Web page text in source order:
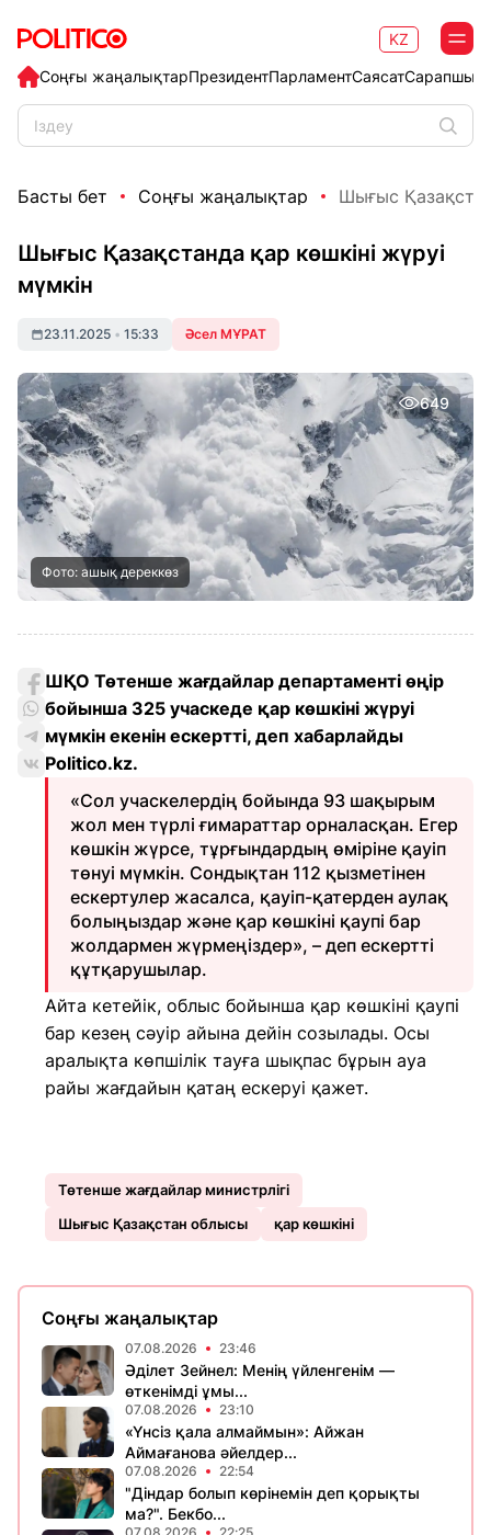
Соңғы жаңалықтарПрезидентПарламентСаясат
KZ
Басты бет Соңғы жаңалықтар Шығыс
Шығыс Қазақстанда қар көшкіні жүруі
мүмкін
23.11.2025 • 15:33 Әсел МҰРАТ
649
Фото: ашық дереккөз
ШҚО Төтенше жағдайлар департаменті өңір
бойынша 325 учаскеде қар көшкіні жүруі
мүмкін екенін ескертті, деп хабарлайды
Politico.kz.
«Сол учаскелердің бойында 93 шақырым
жол мен түрлі ғимараттар орналасқан. Егер
көшкін жүрсе, тұрғындардың өміріне қауіп
төнуі мүмкін. Сондықтан 112 қызметінен
ескертулер жасалса, қауіп-қатерден аулақ
болыңыздар және қар көшкіні қаупі бар
жолдармен жүрмеңіздер», – деп ескертті
құтқарушылар.
Айта кетейік, облыс бойынша қар көшкіні қаупі
бар кезең сәуір айына дейін созылады. Осы
аралықта көпшілік тауға шықпас бұрын ауа
райы жағдайын қатаң ескеруі қажет.
Төтенше жағдайлар министрлігі
Шығыс Қазақстан облысы
қар көшкіні
Соңғы жаңалықтар
07.08.2026 23:46
Әділет Зейнел: Менің үйленгенім —
өткенімді ұмы...
07.08.2026 23:10
«Үнсіз қала алмаймын»: Айжан
Аймағанова әйелдер...
07.08.2026 22:54
"Діндар болып көрінемін деп қорықты
ма?". Бекбо...